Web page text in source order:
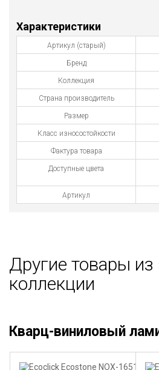
Характеристики
Артикул (старый)
Бренд
Коллекция
Страна производитель
Размер
Класс износостойкости
Фактура товара
Доступные цвета
Артикул
Другие товары из
коллекции
Кварц-виниловый